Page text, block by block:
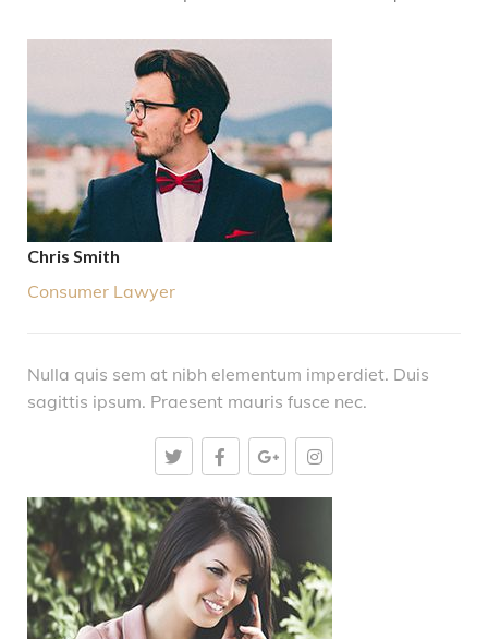
Chris Smith
Consumer Lawyer
Nulla quis sem at nibh elementum imperdiet. Duis
sagittis ipsum. Praesent mauris fusce nec.